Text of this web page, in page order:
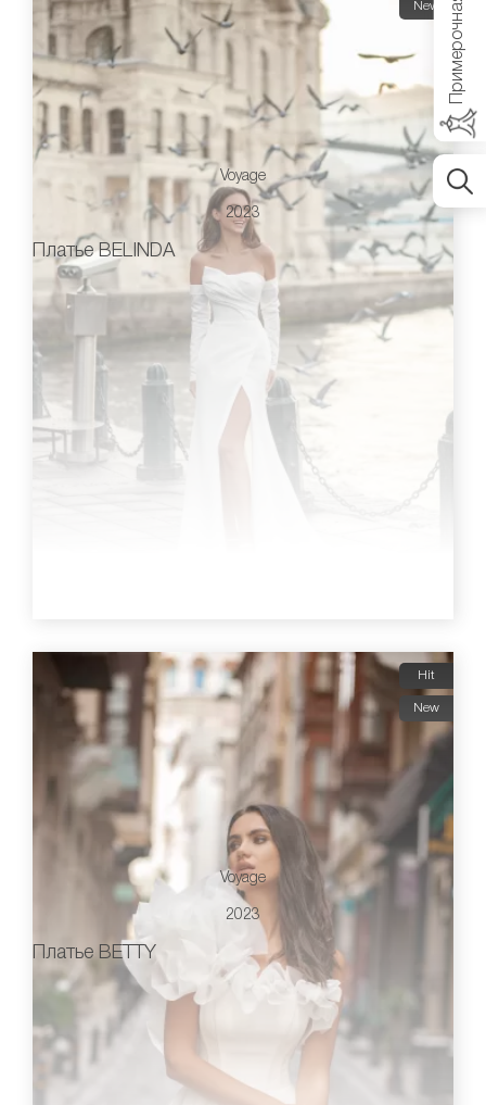
Примерочная
New
Voyage
2023
Платье BELINDA
Hit
New
Voyage
2023
Платье BETTY